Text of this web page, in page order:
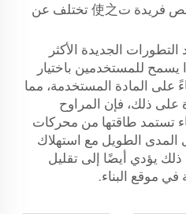
المراوح الحديثة للبناء بخصائص فريدة ت使之 تختلف عن
الجديدة الأكثر
يسمح للمستخدمين باختيار
على المادة المستخدمة، مما
على ذلك، فإن المراوح
تستمد طاقتها من محركات
المدى الطويل مع استهلاك
ذلك يؤدي أيضًا إلى تقليل
في موقع البناء.